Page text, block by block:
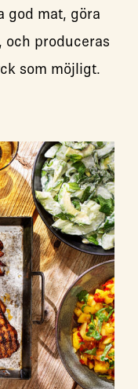
god mat, göra
och produceras
som möjligt.